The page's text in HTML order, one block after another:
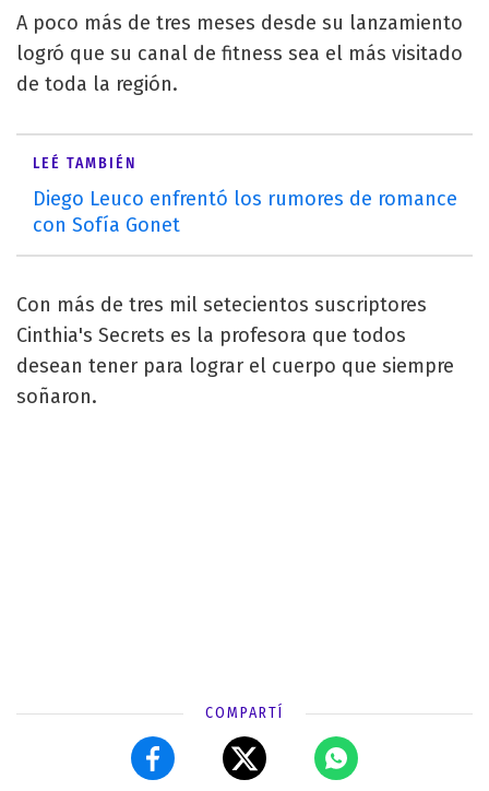
A poco más de tres meses desde su lanzamiento
logró que su canal de fitness sea el más visitado
de toda la región.
LEÉ TAMBIÉN
Diego Leuco enfrentó los rumores de romance
con Sofía Gonet
Con más de tres mil setecientos suscriptores
Cinthia's Secrets es la profesora que todos
desean tener para lograr el cuerpo que siempre
soñaron.
COMPARTÍ